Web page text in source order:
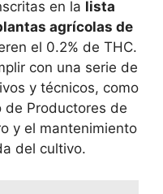
en la lista
agrícolas de
el 0.2% de THC.
con una serie de
y técnicos, como
de Productores de
y el mantenimiento
del cultivo.